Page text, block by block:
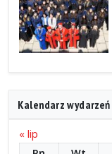
Kalendarz wydarzeń
« lip